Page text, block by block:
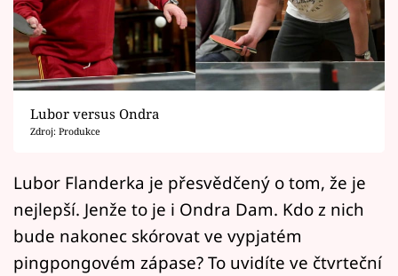
Sledujte prima+
Filmový festival Karlovy Vary
Přihlášení
Sledujte nás
Lubor versus Ondra
Zdroj: Produkce
Lubor Flanderka je přesvědčený o tom, že je
nejlepší. Jenže to je i Ondra Dam. Kdo z nich
bude nakonec skórovat ve vypjatém
pingpongovém zápase? To uvidíte ve čtvrteční